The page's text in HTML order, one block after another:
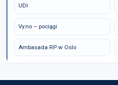
UDI
Vy.no – pociągi
Ambasada RP w Oslo